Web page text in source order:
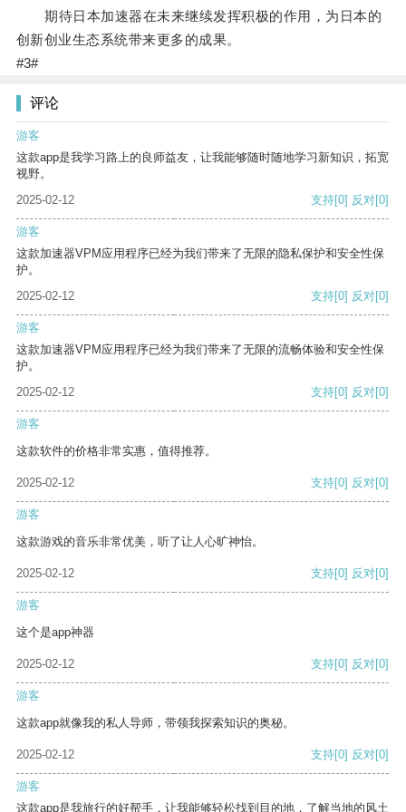
期待日本加速器在未来继续发挥积极的作用，为日本的
创新创业生态系统带来更多的成果。
#3#
评论
游客
这款app是我学习路上的良师益友，让我能够随时随地学习新知识，拓宽
视野。
2025-02-12
支持[0] 反对[0]
游客
这款加速器VPM应用程序已经为我们带来了无限的隐私保护和安全性保
护。
2025-02-12
支持[0] 反对[0]
游客
这款加速器VPM应用程序已经为我们带来了无限的流畅体验和安全性保
护。
2025-02-12
支持[0] 反对[0]
游客
这款软件的价格非常实惠，值得推荐。
2025-02-12 支持[0] 反对[0]
游客
这款游戏的音乐非常优美，听了让人心旷神怡。
2025-02-12 支持[0] 反对[0]
游客
这个是app神器
2025-02-12 支持[0] 反对[0]
游客
这款app就像我的私人导师，带领我探索知识的奥秘。
2025-02-12 支持[0] 反对[0]
游客
这款app是我旅行的好帮手，让我能够轻松找到目的地，了解当地的风土